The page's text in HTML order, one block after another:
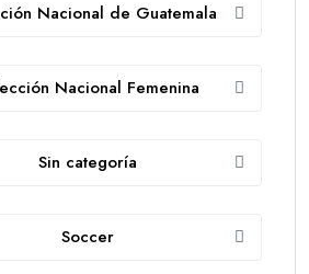
Nacional de Guatemala
Nacional Femenina
Sin categoría
Soccer